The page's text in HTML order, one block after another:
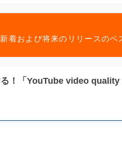
新着および将来のリリースのベ
！「YouTube video quality